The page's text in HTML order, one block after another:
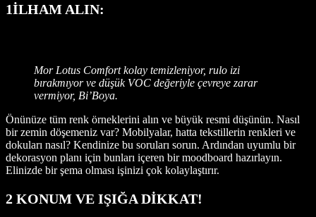
1İLHAM ALIN:
Mor Lotus Comfort kolay temizleniyor, rulo izi
bırakmıyor ve düşük VOC değeriyle çevreye zarar
vermiyor, Bi’Boya.
Önünüze tüm renk örneklerini alın ve büyük resmi düşünün. Nasıl
bir zemin döşemeniz var? Mobilyalar, hatta tekstillerin renkleri ve
dokuları nasıl? Kendinize bu soruları sorun. Ardından uyumlu bir
dekorasyon planı için bunları içeren bir moodboard hazırlayın.
Elinizde bir şema olması işinizi çok kolaylaştırır.
2 KONUM VE IŞIĞA DİKKAT!